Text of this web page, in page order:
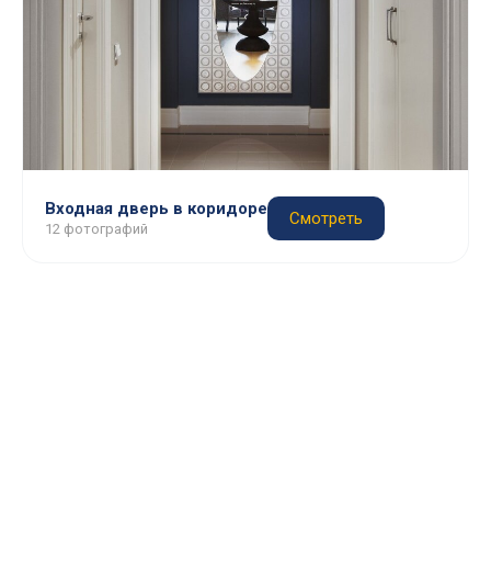
Входная дверь в коридоре
12 фотографий
Смотреть